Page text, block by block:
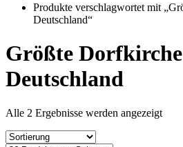
Oberlausitz
Shop
online
einkaufen
Produkte verschlagwortet mit
Deutschland“
Größte Dorfkirche
Deutschland
Alle 2 Ergebnisse werden angezeigt